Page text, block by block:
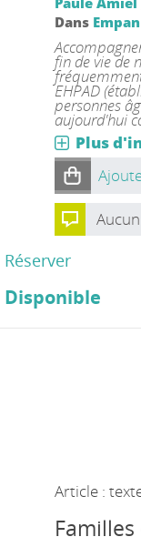
Dans
fin de vie de
EHPAD
personnes
aujourd'hui
Plus
Réserver
Disponible
Article :
Familles